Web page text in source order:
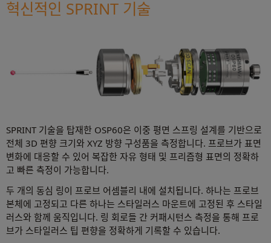
혁신적인 SPRINT 기술
SPRINT 기술을 탑재한 OSP60은 이중 평면 스프링 설계를 기반으로
전체 3D 편향 크기와 XYZ 방향 구성품을 측정합니다. 프로브가 표면
변화에 대응할 수 있어 복잡한 자유 형태 및 프리즘형 표면의 정확하
고 빠른 측정이 가능합니다.
두 개의 동심 링이 프로브 어셈블리 내에 설치됩니다. 하나는 프로브
본체에 고정되고 다른 하나는 스타일러스 마운트에 고정된 후 스타일
러스와 함께 움직입니다. 링 회로들 간 커패시턴스 측정을 통해 프로
브가 스타일러스 팁 편향을 정확하게 기록할 수 있습니다.